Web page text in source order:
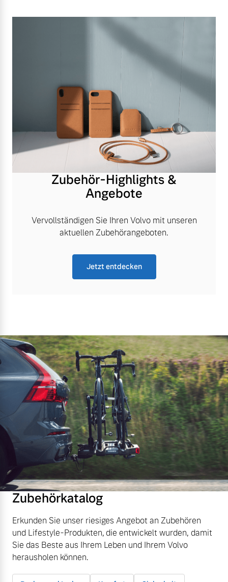
Zubehör-Highlights &
Angebote
Vervollständigen Sie Ihren Volvo mit unseren
aktuellen Zubehörangeboten.
Jetzt entdecken
Zubehörkatalog
Erkunden Sie unser riesiges Angebot an Zubehören
und Lifestyle-Produkten, die entwickelt wurden, damit
Sie das Beste aus Ihrem Leben und Ihrem Volvo
herausholen können.